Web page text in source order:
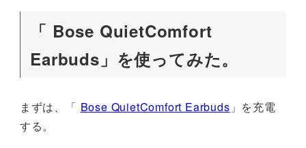
「 Bose QuietComfort
Earbuds」を使ってみた。
まずは、「 Bose QuietComfort Earbuds 」を充電
する。